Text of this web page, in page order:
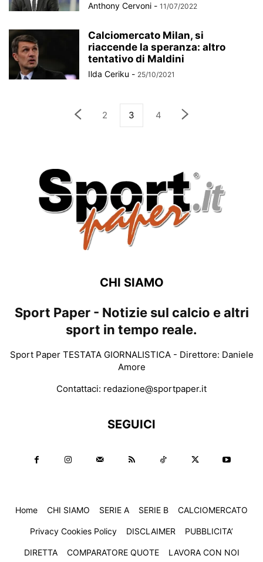
Anthony Cervoni - 11/07/2022
Calciomercato Milan, si
riaccende la speranza: altro
tentativo di Maldini
Ilda Ceriku - 25/10/2021
2 3 4
CHI SIAMO
Sport Paper - Notizie sul calcio e altri
sport in tempo reale.
Sport Paper TESTATA GIORNALISTICA - Direttore: Daniele
Amore
Contattaci: redazione@sportpaper.it
SEGUICI
Home CHI SIAMO SERIE A SERIE B CALCIOMERCATO
Privacy Cookies Policy DISCLAIMER PUBBLICITA’
DIRETTA COMPARATORE QUOTE LAVORA CON NOI